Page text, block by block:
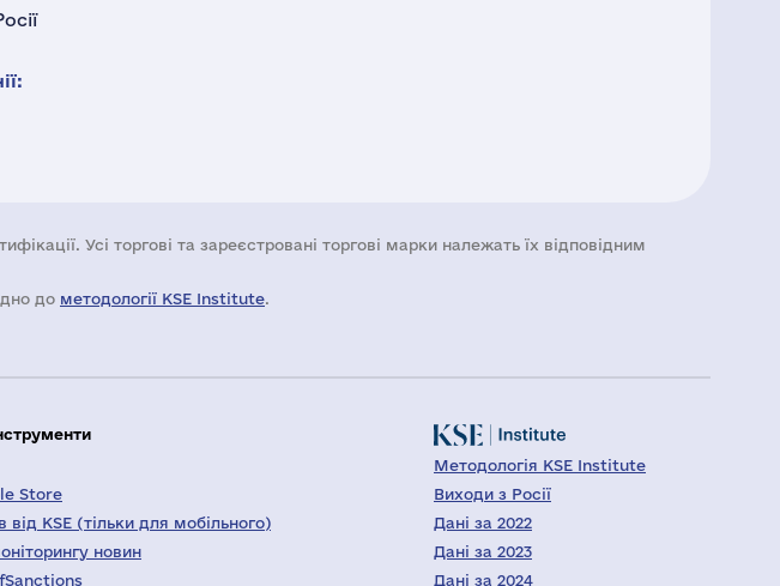
Усі торгові та зареєстровані торгові марки належать їх відповідним
до методології KSE Institute.
Store
KSE (тільки для мобільного)
новин
Методологія KSE Institute
Виходи з Росії
Дані за 2022
Дані за 2023
Дані за 2024